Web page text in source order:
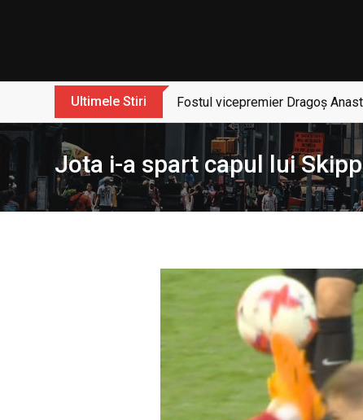
Ultimele Stiri Fostul vicepremier Dragoș
Jota i-a spart capul lui